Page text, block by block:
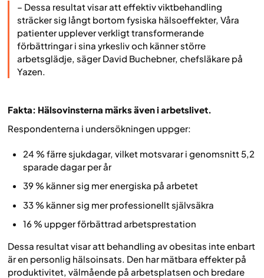
– Dessa resultat visar att effektiv viktbehandling
sträcker sig långt bortom fysiska hälsoeffekter, Våra
patienter upplever verkligt transformerande
förbättringar i sina yrkesliv och känner större
arbetsglädje, säger David Buchebner, chefsläkare på
Yazen.
Fakta: Hälsovinsterna märks även i arbetslivet.
Respondenterna i undersökningen uppger:
24 % färre sjukdagar, vilket motsvarar i genomsnitt 5,2
sparade dagar per år
39 % känner sig mer energiska på arbetet
33 % känner sig mer professionellt självsäkra
16 % uppger förbättrad arbetsprestation
Dessa resultat visar att behandling av obesitas inte enbart
är en personlig hälsoinsats. Den har mätbara effekter på
produktivitet, välmående på arbetsplatsen och bredare